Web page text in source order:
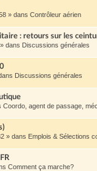
» dans Contrôleur aérien
: retours sur les
» dans Discussions générales
Discussions générales
Coordo, agent de passage,
» dans Emplois & Sélections
Comment ça marche?